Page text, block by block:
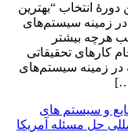
انتخاب “بهترین
در زمینه سیستم‌های
هرچه بیشتر
کارهای تحقیقاتی
در زمینه سیستم‌های